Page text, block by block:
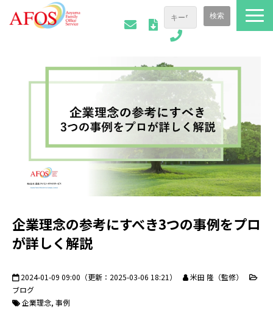
ファミリーオフィスについて
ご相談事例
会社情報
AFOSトピックス
お役立ち資料
企業理念の参考にすべき3つの事例をプロ
が詳しく解説
2024-01-09 09:00 （更新： 2025-03-06 18:21 ）
米田 隆（監修）
ブログ
企業理念 事例